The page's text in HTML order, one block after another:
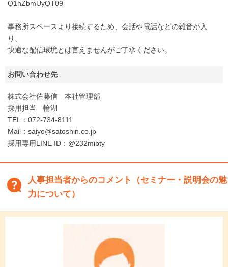
Q1hZbmUyQT09
事務所スペースより接続するため、会話や電話などの雑音が入
り、
快適な配信環境とは言えませんがご了承ください。
お問い合わせ先
株式会社佐藤信 本社管理部
採用担当 輪湖
TEL：072-734-8111
Mail：saiyo@satoshin.co.jp
採用専用LINE ID：@232mibty
人事担当者からのコメント（セミナー・説明会の魅
力について）